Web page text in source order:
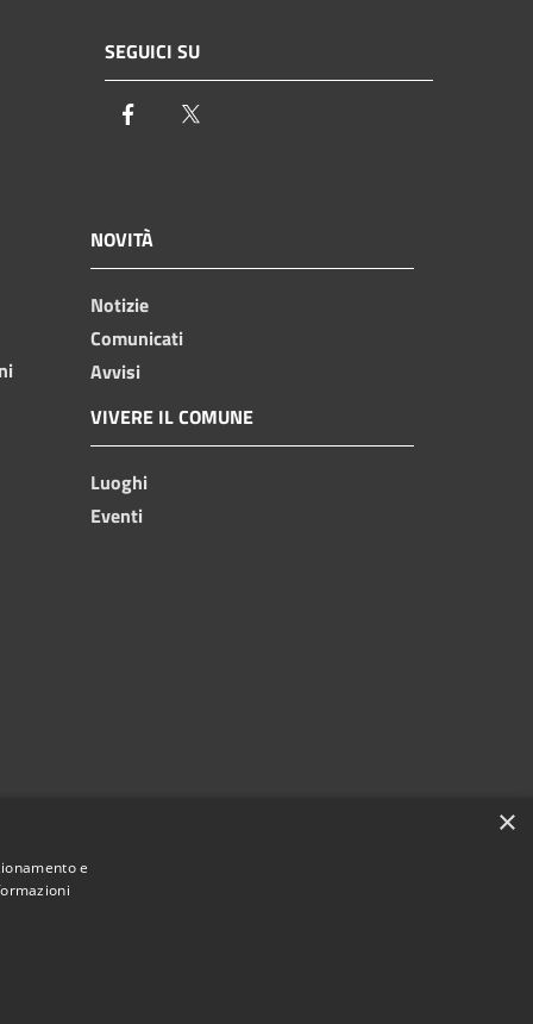
SEGUICI SU
Facebook
NOVITÀ
Notizie
Comunicati
Avvisi
VIVERE IL COMUNE
Luoghi
Eventi
×
e